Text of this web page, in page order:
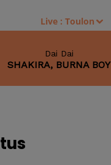
Live :Toulon
Dai Dai
SHAKIRA, BURNA BOY